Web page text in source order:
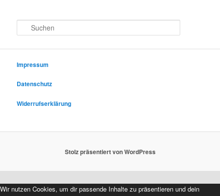
u
e
Impressum
Datenschutz
Widerrufserklärung
Stolz präsentiert von WordPress
Wir nutzen Cookies, um dir passende Inhalte zu präsentieren und dein